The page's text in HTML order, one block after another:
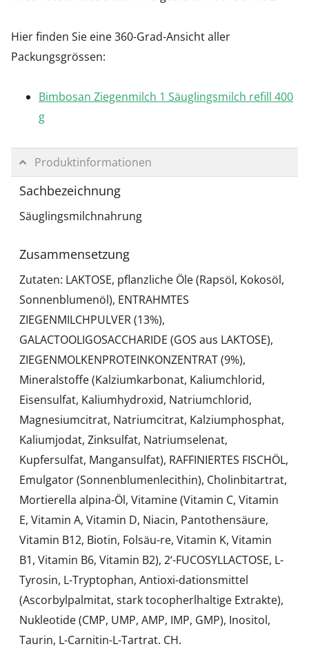
Hier finden Sie eine 360-Grad-Ansicht aller
Packungsgrössen:
Bimbosan Ziegenmilch 1 Säuglingsmilch refill 400
g
Produktinformationen
Sachbezeichnung
Säuglingsmilchnahrung
Zusammensetzung
Zutaten: LAKTOSE, pflanzliche Öle (Rapsöl, Kokosöl,
Sonnenblumenöl), ENTRAHMTES
ZIEGENMILCHPULVER (13%),
GALACTOOLIGOSACCHARIDE (GOS aus LAKTOSE),
ZIEGENMOLKENPROTEINKONZENTRAT (9%),
Mineralstoffe (Kalziumkarbonat, Kaliumchlorid,
Eisensulfat, Kaliumhydroxid, Natriumchlorid,
Magnesiumcitrat, Natriumcitrat, Kalziumphosphat,
Kaliumjodat, Zinksulfat, Natriumselenat,
Kupfersulfat, Mangansulfat), RAFFINIERTES FISCHÖL,
Emulgator (Sonnenblumenlecithin), Cholinbitartrat,
Mortierella alpina-Öl, Vitamine (Vitamin C, Vitamin
E, Vitamin A, Vitamin D, Niacin, Pantothensäure,
Vitamin B12, Biotin, Folsäu-re, Vitamin K, Vitamin
B1, Vitamin B6, Vitamin B2), 2‘-FUCOSYLLACTOSE, L-
Tyrosin, L-Tryptophan, Antioxi-dationsmittel
(Ascorbylpalmitat, stark tocopherlhaltige Extrakte),
Nukleotide (CMP, UMP, AMP, IMP, GMP), Inositol,
Taurin, L-Carnitin-L-Tartrat. CH.